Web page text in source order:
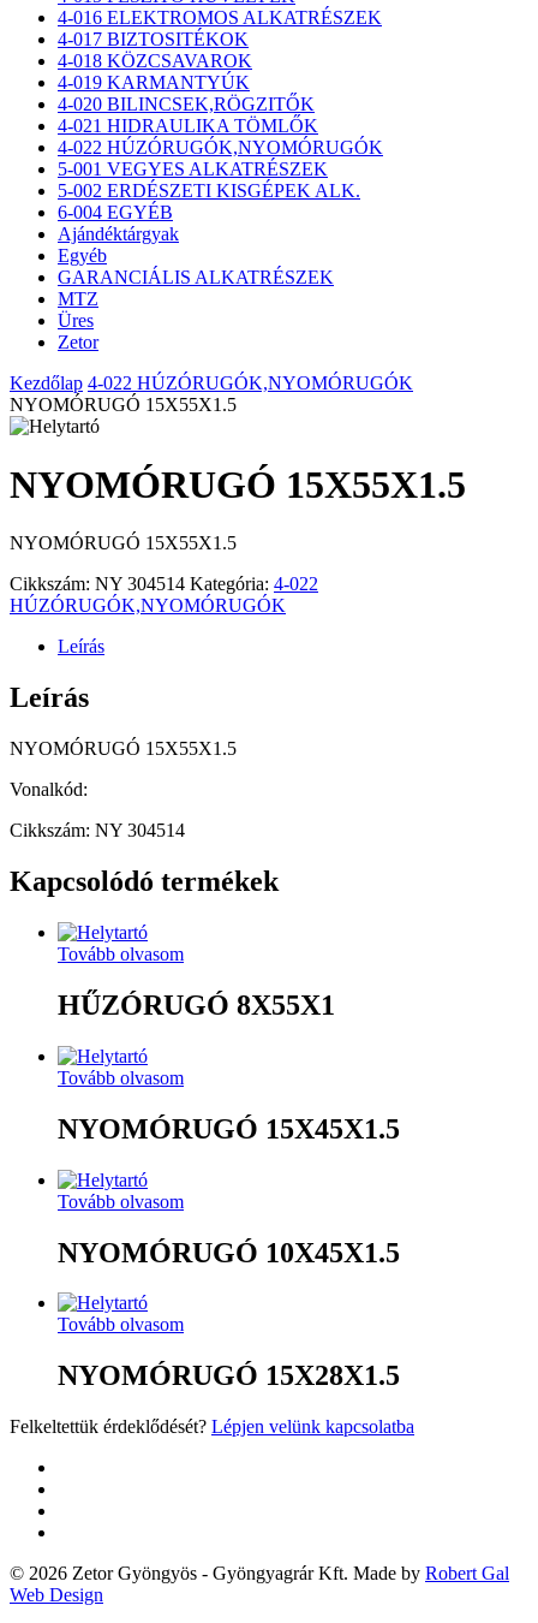
4-016 ELEKTROMOS ALKATRÉSZEK
4-017 BIZTOSITÉKOK
4-018 KÖZCSAVAROK
4-019 KARMANTYÚK
4-020 BILINCSEK,RÖGZITŐK
4-021 HIDRAULIKA TÖMLŐK
4-022 HÚZÓRUGÓK,NYOMÓRUGÓK
5-001 VEGYES ALKATRÉSZEK
5-002 ERDÉSZETI KISGÉPEK ALK.
6-004 EGYÉB
Ajándéktárgyak
Egyéb
GARANCIÁLIS ALKATRÉSZEK
MTZ
Üres
Zetor
Kezdőlap 4-022 HÚZÓRUGÓK,NYOMÓRUGÓK
NYOMÓRUGÓ 15X55X1.5
NYOMÓRUGÓ 15X55X1.5
NYOMÓRUGÓ 15X55X1.5
Cikkszám: NY 304514 Kategória: 4-022
HÚZÓRUGÓK,NYOMÓRUGÓK
Leírás
Leírás
NYOMÓRUGÓ 15X55X1.5
Vonalkód:
Cikkszám: NY 304514
Kapcsolódó termékek
Tovább olvasom
HŰZÓRUGÓ 8X55X1
Tovább olvasom
NYOMÓRUGÓ 15X45X1.5
Tovább olvasom
NYOMÓRUGÓ 10X45X1.5
Tovább olvasom
NYOMÓRUGÓ 15X28X1.5
Felkeltettük érdeklődését? Lépjen velünk kapcsolatba
© 2026 Zetor Gyöngyös - Gyöngyagrár Kft. Made by Robert Gal
Web Design